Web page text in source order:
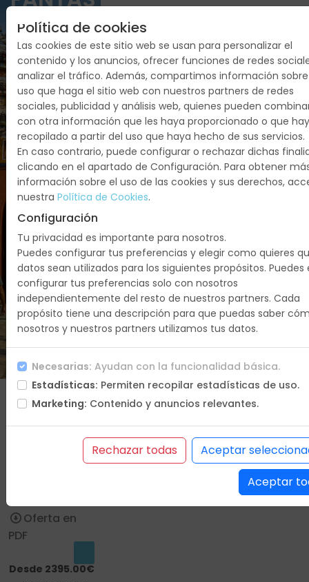
CUPOS
2026 -
¡¡FIN
DE
AÑO¡¡
Vietnam:
Hanoi,
Hoian,
Bahia De
Halong,
Hue, Delta
Del
Mekong,
Hochiminh
12 días
Que vas a
Oferta en
PDF
Desde 2395.00€
Política de cookies
Las cookies de este sitio web se usan para personalizar el
contenido y los anuncios, ofrecer funciones de redes
analizar el tráfico. Además, compartimos información
uso que haga el sitio web con nuestros partners de redes
sociales, publicidad y análisis web, quienes pueden
con otra información que les haya proporcionado o que
recopilado a partir del uso que haya hecho de sus servicios.
En caso contrario, puede configurar o rechazar dichas
clicando en el apartado de Configuración. Para obtener
información sobre el uso de las cookies y sus derechos,
nuestra Política de Cookies.
Configuración
Tu privacidad es importante para nosotros.
Puedes configurar tus preferencias y elegir como quieres
datos sean utilizados para los siguientes propósitos. Puedes
configurar tus preferencias solo con nosotros
independientemente del resto de nuestros partners. Cada
propósito tiene una descripción para que puedas saber
nosotros y nuestros partners utilizamos tus datos.
Necesarias: Ayudan con la funcionalidad básica.
Estadísticas: Permiten recopilar estadísticas de uso.
Marketing: Contenido y anuncios relevantes.
Rechazar todas
Aceptar
Aceptar